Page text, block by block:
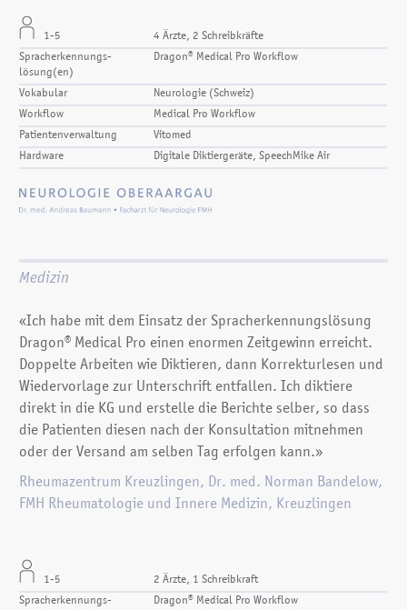
1-5
4 Ärzte, 2 Schreibkräfte
Spracherkennungs­
lösung(en)
Dragon® Medical Pro Workflow
Vokabular
Neurologie (Schweiz)
Workflow
Medical Pro Workflow
Patientenverwaltung
Vitomed
Hardware
Digitale Diktiergeräte, SpeechMike Air
Medizin
«Ich habe mit dem Einsatz der Spracherkennungslösung
Dragon® Medical Pro einen enormen Zeitgewinn erreicht.
Doppelte Arbeiten wie Diktieren, dann Korrekturlesen und
Wiedervorlage zur Unterschrift entfallen. Ich diktiere
direkt in die KG und erstelle die Berichte selber, so dass
die Patienten diesen nach der Konsultation mitnehmen
oder der Versand am selben Tag erfolgen kann.»
Rheumazentrum Kreuzlingen, Dr. med. Norman Bandelow,
FMH Rheumatologie und Innere Medizin, Kreuzlingen
1-5
2 Ärzte, 1 Schreibkraft
Spracherkennungs­
Dragon® Medical Pro Workflow